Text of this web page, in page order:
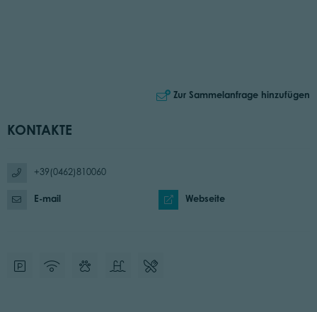
Zur Sammelanfrage hinzufügen
KONTAKTE
+39(0462)810060
E-mail Webseite